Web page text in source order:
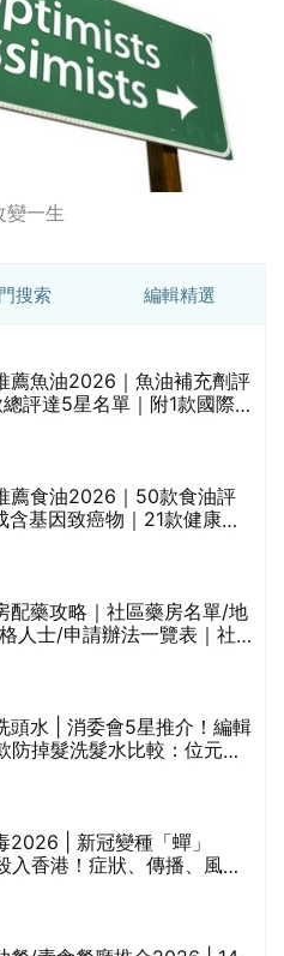
變一生
搜索 編輯精選
薦魚油2026｜魚油補充劑評
評達5星名單｜附1款國際
薦食油2026｜50款食油評
含基因致癌物｜21款健康煮
配藥攻略｜社區藥房名單/地
人士/申請辦法一覽表｜社
頭水 | 消委會5星推介！編輯
防掉髮洗髮水比較：位元
2026 | 新冠變種「蟬」
入香港！症狀、傳播、風險